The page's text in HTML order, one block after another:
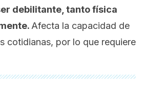
debilitante, tanto física
Afecta la capacidad de
cotidianas, por lo que requiere